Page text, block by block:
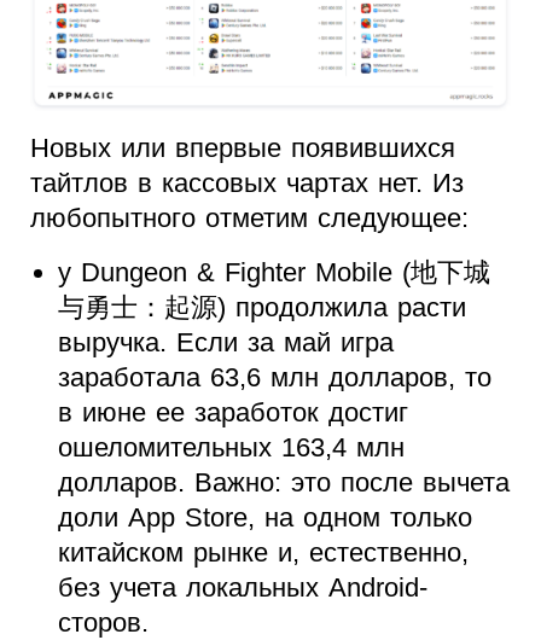
Новых или впервые появившихся
тайтлов в кассовых чартах нет. Из
любопытного отметим следующее:
у Dungeon & Fighter Mobile (地下城
与勇士：起源) продолжила расти
выручка. Если за май игра
заработала 63,6 млн долларов, то
в июне ее заработок достиг
ошеломительных 163,4 млн
долларов. Важно: это после вычета
доли App Store, на одном только
китайском рынке и, естественно,
без учета локальных Android-
сторов.